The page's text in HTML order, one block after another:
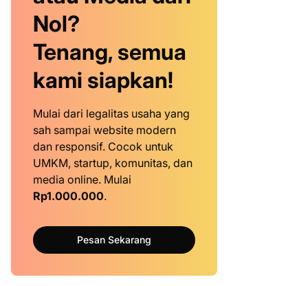
Nol?
Tenang, semua
kami siapkan!
Mulai dari legalitas usaha yang
sah sampai website modern
dan responsif. Cocok untuk
UMKM, startup, komunitas, dan
media online. Mulai
Rp1.000.000.
Pesan Sekarang